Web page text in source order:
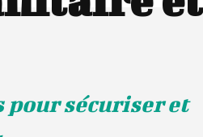
pour sécuriser et